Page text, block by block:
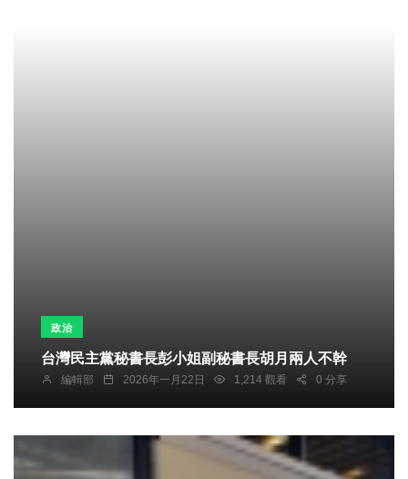
政治
台灣民主黨秘書長彭小姐副秘書長胡月兩人不幹
編輯部 2026年一月22日 1,214 觀看 0 分享